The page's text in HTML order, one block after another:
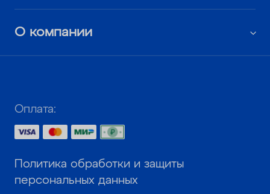
О компании
Оплата:
Политика обработки и защиты
персональных данных